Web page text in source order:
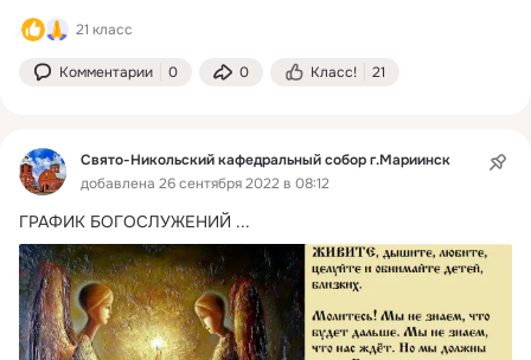
жизни Спасителя, о Его страданиях, Крестной смерти и
погребении. ...
21 класс
Комментарии 0 0 Класс! 21
Свято-Никольский кафедральный собор г.Мариинск
добавлена 26 сентября 2022 в 08:12
ГРАФИК БОГОСЛУЖЕНИЙ ...